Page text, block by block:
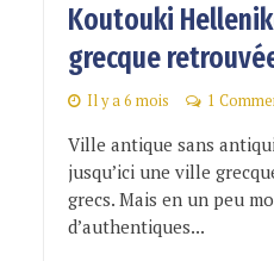
Koutouki
grecque
Il y a 6 mois 1
Ville antique sans
jusqu’ici une ville
grecs. Mais en un peu
d’authentiques...